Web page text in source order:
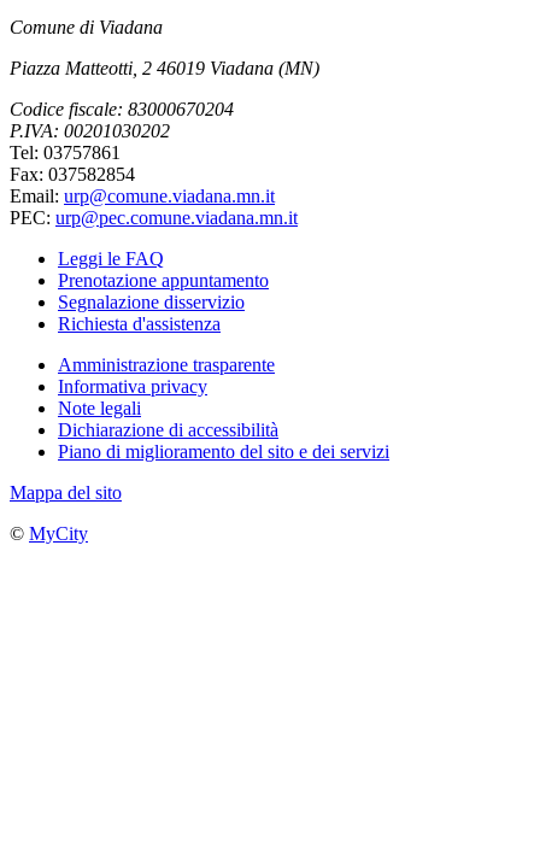
Comune di Viadana
Piazza Matteotti, 2 46019 Viadana (MN)
Codice fiscale: 83000670204
P.IVA: 00201030202
Tel: 03757861
Fax: 037582854
Email: urp@comune.viadana.mn.it
PEC: urp@pec.comune.viadana.mn.it
Leggi le FAQ
Prenotazione appuntamento
Segnalazione disservizio
Richiesta d'assistenza
Amministrazione trasparente
Informativa privacy
Note legali
Dichiarazione di accessibilità
Piano di miglioramento del sito e dei servizi
Mappa del sito
© MyCity